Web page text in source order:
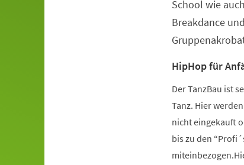
School wie
Breakdance
HipHop für
Der TanzBau ist
Tanz. Hier
nicht eingekauft
bis zu den